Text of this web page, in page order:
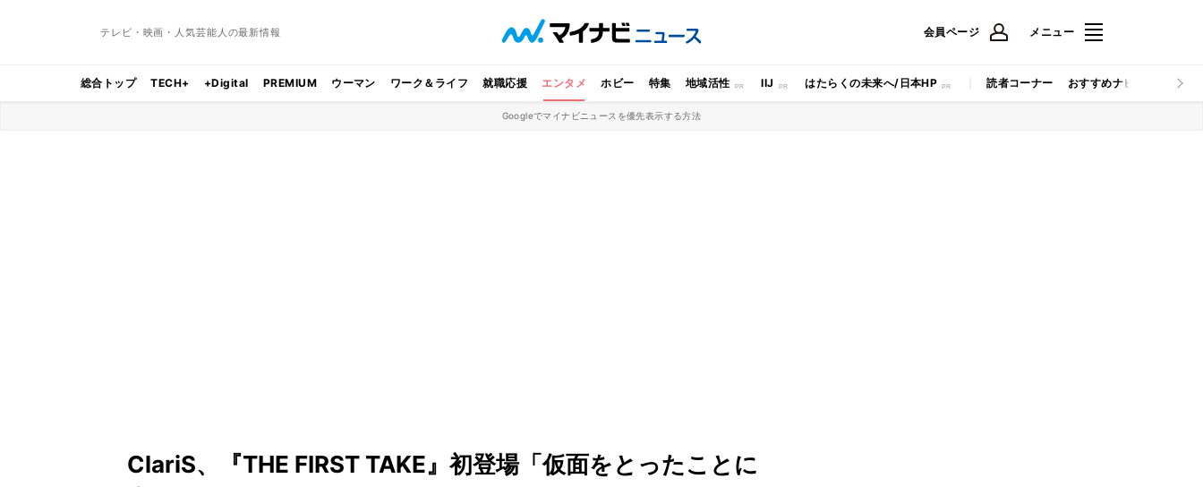
テレビ・映画・人気芸能人の最新情報 会員ページ メニュー
総合トップ TECH+ +Digital PREMIUM ウーマン ワーク＆ライフ 就職応援 エンタメ ホビー 特集 地域活性 IIJ はたらくの未来へ/日本HP 読者コーナー おすすめナビ マイナビ
Googleでマイナビニュースを優先表示する方法
ClariS、『THE FIRST TAKE』初登場「仮面をとったことに